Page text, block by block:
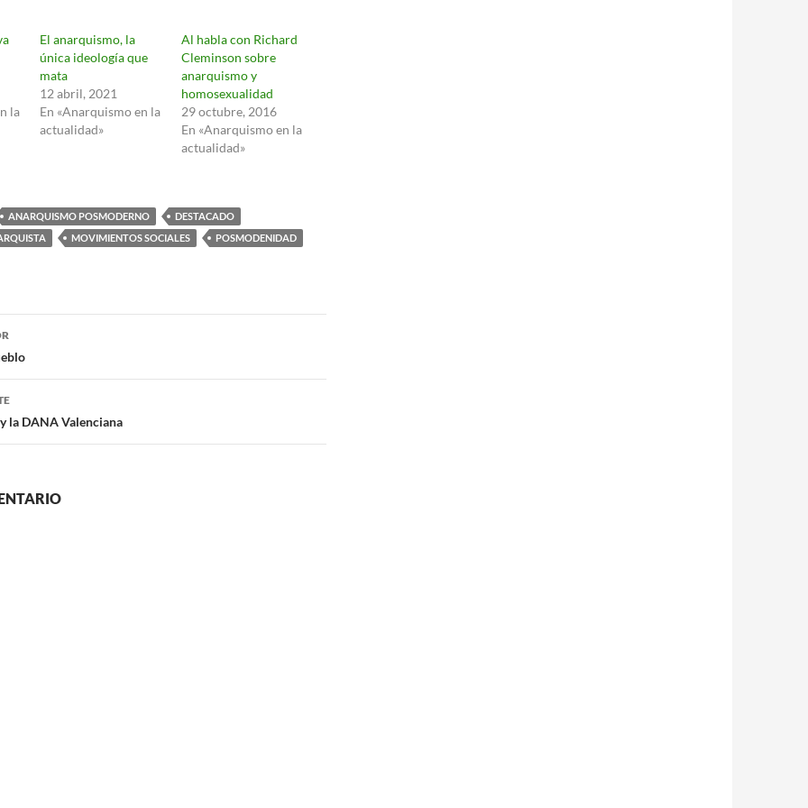
la
El anarquismo, la
única ideología que
mata
12 abril, 2021
En «Anarquismo en la
actualidad»
Al habla con Richard
Cleminson sobre
anarquismo y
homosexualidad
29 octubre, 2016
En «Anarquismo en la
actualidad»
ANARQUISMO POSMODERNO
DESTACADO
MOVIMIENTOS SOCIALES
POSMODENIDAD
la DANA Valenciana